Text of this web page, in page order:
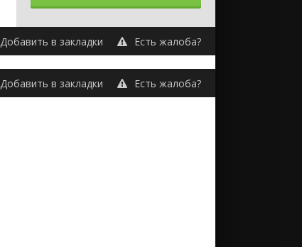
Добавить в закладки Есть жалоба?
Добавить в закладки Есть жалоба?